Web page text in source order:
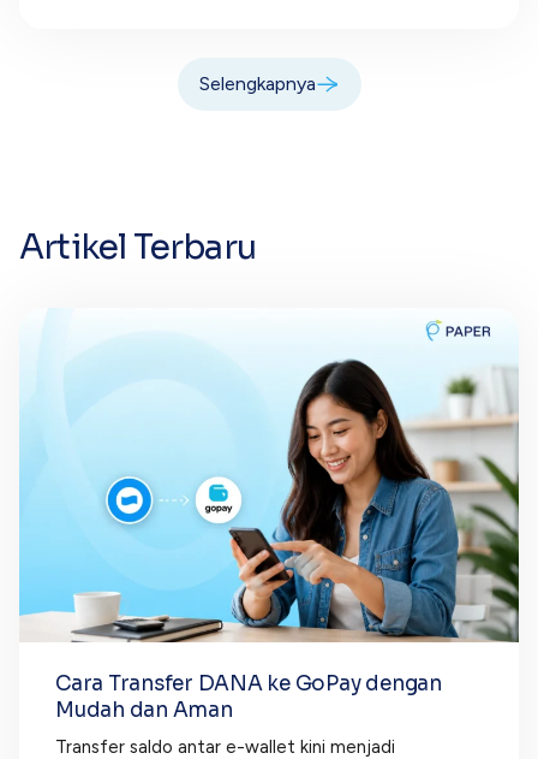
Selengkapnya
Artikel Terbaru
Cara Transfer DANA ke GoPay dengan
Mudah dan Aman
Transfer saldo antar e-wallet kini menjadi